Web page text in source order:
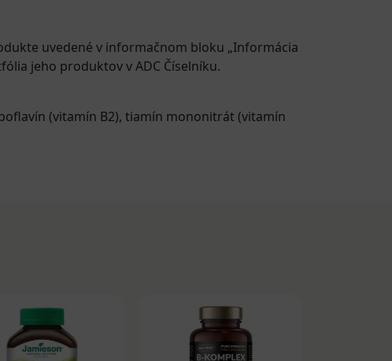
uvedené v informačnom bloku „Informácia
jeho produktov v ADC Číselníku.
(vitamín B2), tiamín mononitrát (vitamín